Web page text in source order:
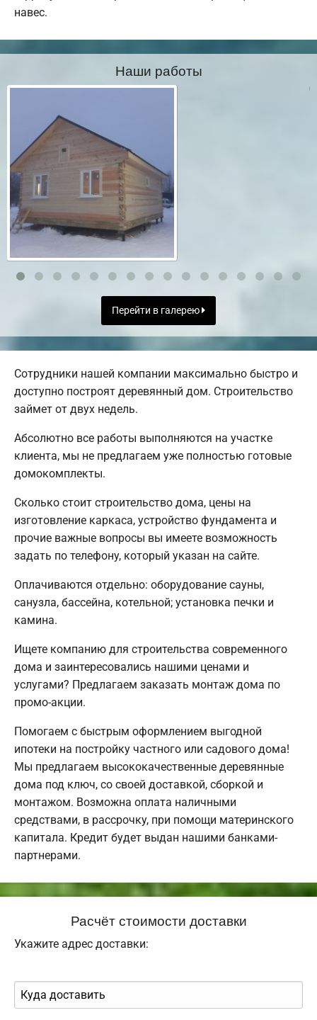
навес.
Наши работы
Перейти в галерею
Сотрудники нашей компании максимально быстро и
доступно построят деревянный дом. Строительство
займет от двух недель.
Абсолютно все работы выполняются на участке
клиента, мы не предлагаем уже полностью готовые
домокомплекты.
Сколько стоит строительство дома, цены на
изготовление каркаса, устройство фундамента и
прочие важные вопросы вы имеете возможность
задать по телефону, который указан на сайте.
Оплачиваются отдельно: оборудование сауны,
санузла, бассейна, котельной; установка печки и
камина.
Ищете компанию для строительства современного
дома и заинтересовались нашими ценами и
услугами? Предлагаем заказать монтаж дома по
промо-акции.
Помогаем с быстрым оформлением выгодной
ипотеки на постройку частного или садового дома!
Мы предлагаем высококачественные деревянные
дома под ключ, со своей доставкой, сборкой и
монтажом. Возможна оплата наличными
средствами, в рассрочку, при помощи материнского
капитала. Кредит будет выдан нашими банками-
партнерами.
Расчёт стоимости доставки
Укажите адрес доставки: